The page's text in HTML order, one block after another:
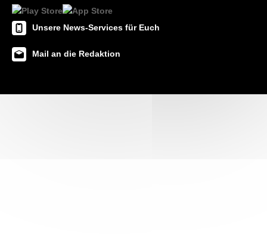
Unsere News-Services für Euch
Mail an die Redaktion